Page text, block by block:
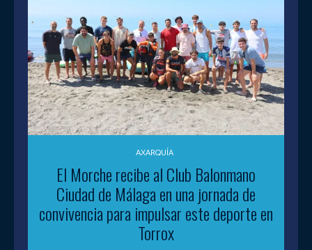
AXARQUÍA
El Morche recibe al Club Balonmano
Ciudad de Málaga en una jornada de
convivencia para impulsar este deporte en
Torrox